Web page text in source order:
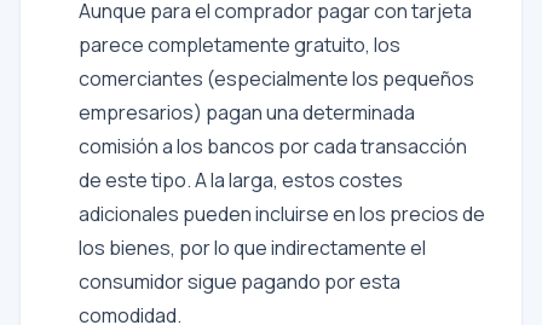
Aunque para el comprador pagar con tarjeta
parece completamente gratuito, los
comerciantes (especialmente los pequeños
empresarios) pagan una determinada
comisión a los bancos por cada transacción
de este tipo. A la larga, estos costes
adicionales pueden incluirse en los precios de
los bienes, por lo que indirectamente el
consumidor sigue pagando por esta
comodidad.